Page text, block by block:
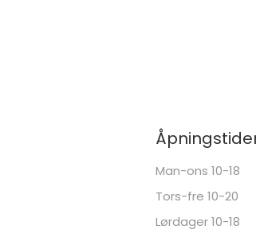
Man-ons 10-18
Tors-fre 10-20
Lørdager 10-18